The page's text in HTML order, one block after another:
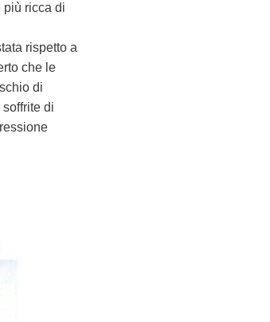
più ricca di
rispetto a
che le
di
di